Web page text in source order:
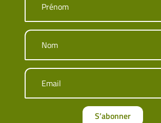
Prénom
Nom
Email
S’abonner